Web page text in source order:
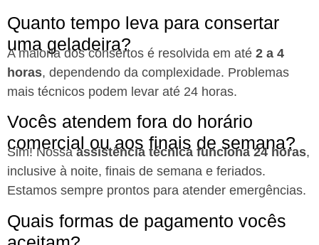
Quanto tempo leva para consertar
uma geladeira?
A maioria dos consertos é resolvida em até 2 a 4
horas, dependendo da complexidade. Problemas
mais técnicos podem levar até 24 horas.
Vocês atendem fora do horário
comercial ou aos finais de semana?
Sim! Nossaassistência técnica funciona 24 horas,
inclusive à noite, finais de semana e feriados.
Estamos sempre prontos para atender emergências.
Quais formas de pagamento vocês